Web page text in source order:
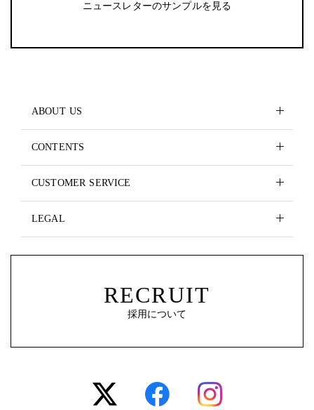
ニュースレターのサンプルを見る
ABOUT US
CONTENTS
CUSTOMER SERVICE
LEGAL
RECRUIT
採用について